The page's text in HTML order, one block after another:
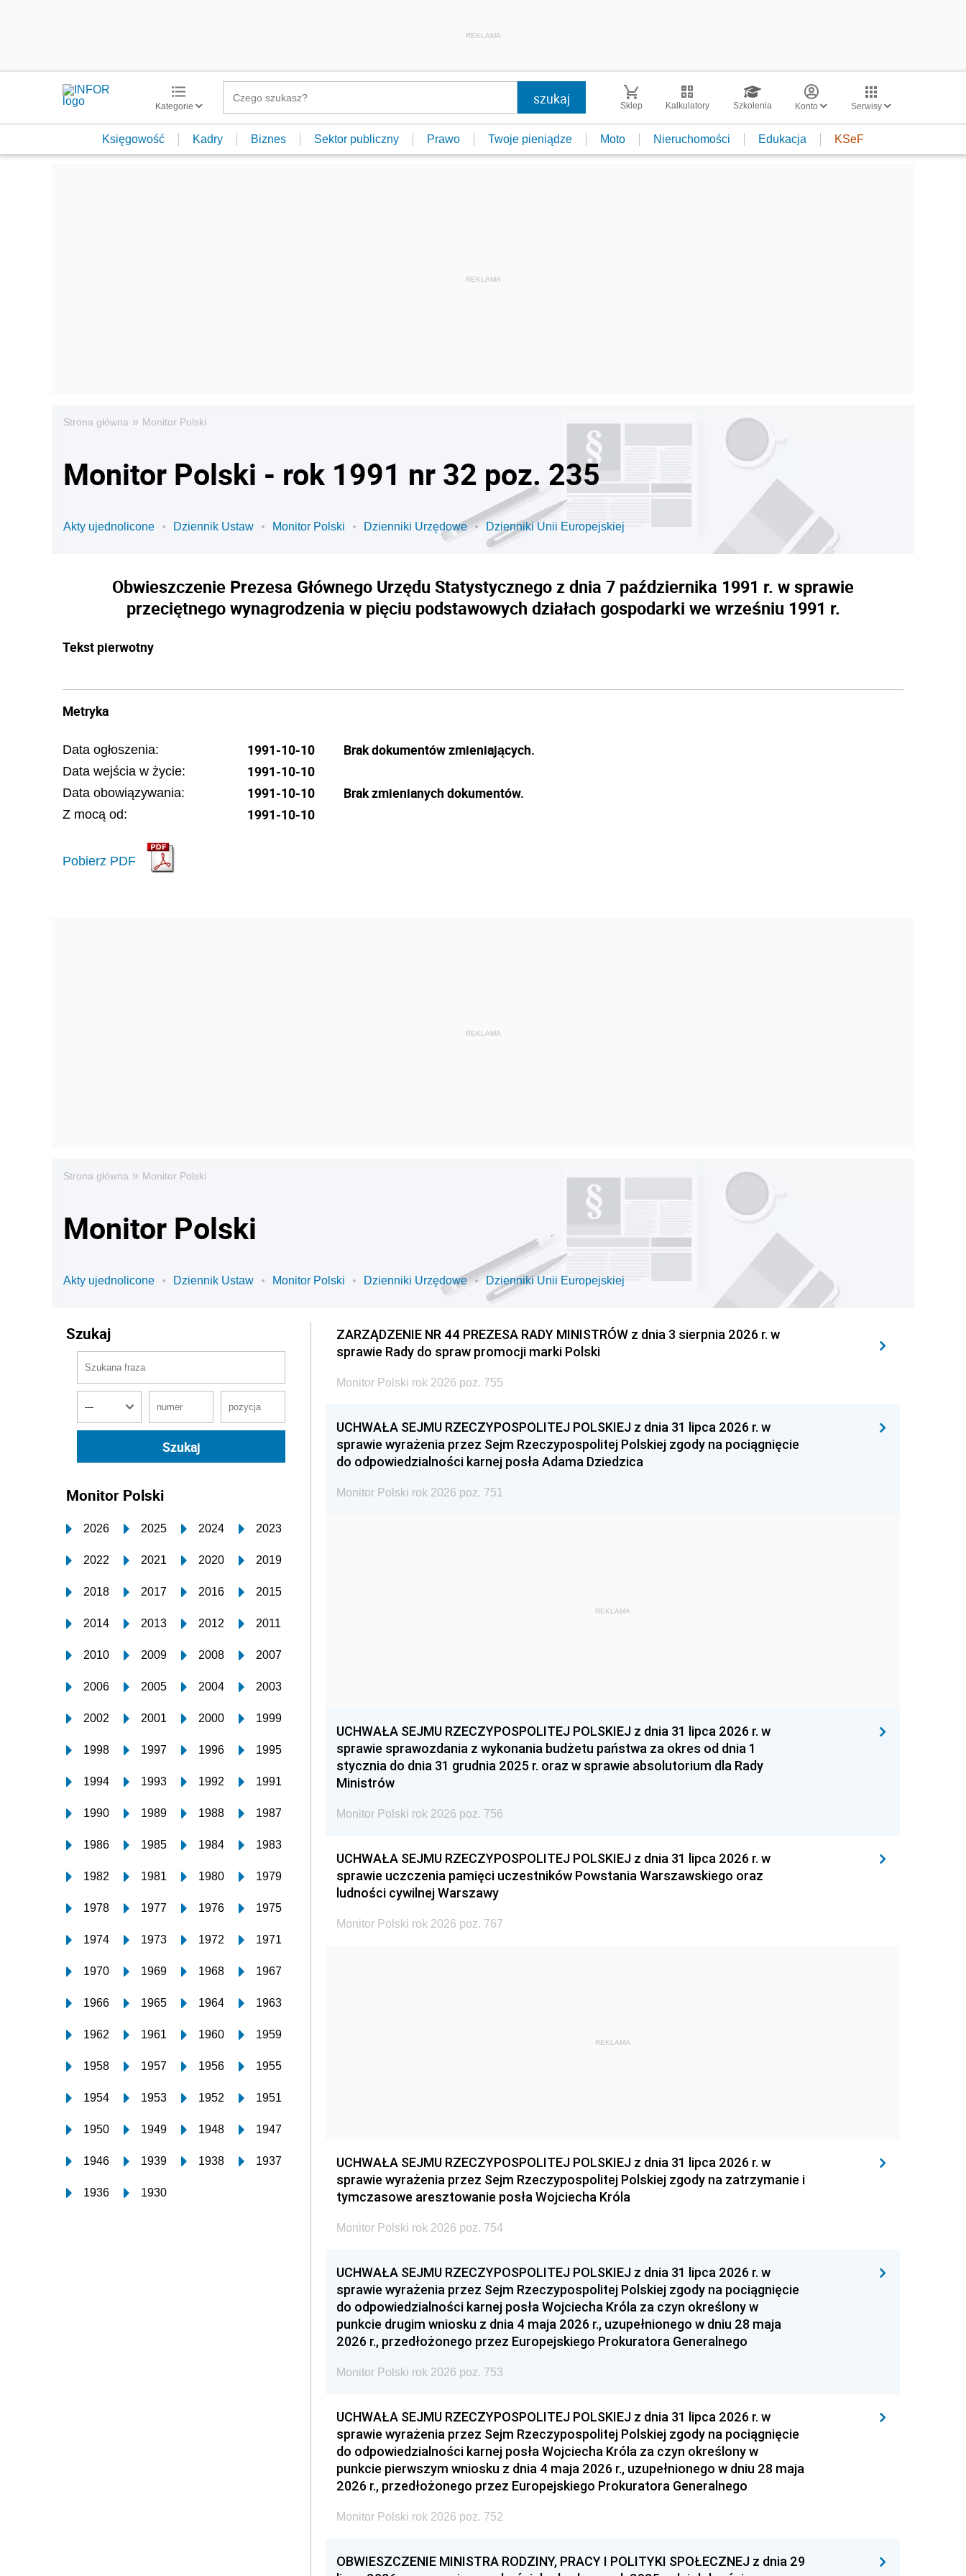
REKLAMA
Kategorie Sklep Kalkulatory Szkolenia Konto Serwisy
Księgowość Kadry Biznes Sektor publiczny Prawo Twoje pieniądze Moto Nieruchomości Edukacja KSeF
Strona główna » Monitor Polski
Monitor Polski - rok 1991 nr 32 poz. 235
Akty ujednolicone Dziennik Ustaw Monitor Polski Dzienniki Urzędowe Dzienniki Unii Europejskiej
Obwieszczenie Prezesa Głównego Urzędu Statystycznego z dnia 7 października 1991 r. w sprawie
przeciętnego wynagrodzenia w pięciu podstawowych działach gospodarki we wrześniu 1991 r.
Tekst pierwotny
Metryka
Data ogłoszenia: 1991-10-10
Data wejścia w życie: 1991-10-10
Data obowiązywania: 1991-10-10
Z mocą od: 1991-10-10
Pobierz PDF
Brak dokumentów zmieniających.
Brak zmienianych dokumentów.
Strona główna » Monitor Polski
Monitor Polski
Akty ujednolicone Dziennik Ustaw Monitor Polski Dzienniki Urzędowe Dzienniki Unii Europejskiej
Szukaj
Monitor Polski
2026 2025 2024 2023
2022 2021 2020 2019
2018 2017 2016 2015
2014 2013 2012 2011
2010 2009 2008 2007
2006 2005 2004 2003
2002 2001 2000 1999
1998 1997 1996 1995
1994 1993 1992 1991
1990 1989 1988 1987
1986 1985 1984 1983
1982 1981 1980 1979
1978 1977 1976 1975
1974 1973 1972 1971
1970 1969 1968 1967
1966 1965 1964 1963
1962 1961 1960 1959
1958 1957 1956 1955
1954 1953 1952 1951
1950 1949 1948 1947
1946 1939 1938 1937
1936 1930
ZARZĄDZENIE NR 44 PREZESA RADY MINISTRÓW z dnia 3 sierpnia 2026 r. w
sprawie Rady do spraw promocji marki Polski
Monitor Polski rok 2026 poz. 755
UCHWAŁA SEJMU RZECZYPOSPOLITEJ POLSKIEJ z dnia 31 lipca 2026 r. w
sprawie wyrażenia przez Sejm Rzeczypospolitej Polskiej zgody na pociągnięcie
do odpowiedzialności karnej posła Adama Dziedzica
Monitor Polski rok 2026 poz. 751
REKLAMA
UCHWAŁA SEJMU RZECZYPOSPOLITEJ POLSKIEJ z dnia 31 lipca 2026 r. w
sprawie sprawozdania z wykonania budżetu państwa za okres od dnia 1
stycznia do dnia 31 grudnia 2025 r. oraz w sprawie absolutorium dla Rady
Ministrów
Monitor Polski rok 2026 poz. 756
UCHWAŁA SEJMU RZECZYPOSPOLITEJ POLSKIEJ z dnia 31 lipca 2026 r. w
sprawie uczczenia pamięci uczestników Powstania Warszawskiego oraz
ludności cywilnej Warszawy
Monitor Polski rok 2026 poz. 767
REKLAMA
UCHWAŁA SEJMU RZECZYPOSPOLITEJ POLSKIEJ z dnia 31 lipca 2026 r. w
sprawie wyrażenia przez Sejm Rzeczypospolitej Polskiej zgody na zatrzymanie i
tymczasowe aresztowanie posła Wojciecha Króla
Monitor Polski rok 2026 poz. 754
UCHWAŁA SEJMU RZECZYPOSPOLITEJ POLSKIEJ z dnia 31 lipca 2026 r. w
sprawie wyrażenia przez Sejm Rzeczypospolitej Polskiej zgody na pociągnięcie
do odpowiedzialności karnej posła Wojciecha Króla za czyn określony w
punkcie drugim wniosku z dnia 4 maja 2026 r., uzupełnionego w dniu 28 maja
2026 r., przedłożonego przez Europejskiego Prokuratora Generalnego
Monitor Polski rok 2026 poz. 753
UCHWAŁA SEJMU RZECZYPOSPOLITEJ POLSKIEJ z dnia 31 lipca 2026 r. w
sprawie wyrażenia przez Sejm Rzeczypospolitej Polskiej zgody na pociągnięcie
do odpowiedzialności karnej posła Wojciecha Króla za czyn określony w
punkcie pierwszym wniosku z dnia 4 maja 2026 r., uzupełnionego w dniu 28 maja
2026 r., przedłożonego przez Europejskiego Prokuratora Generalnego
Monitor Polski rok 2026 poz. 752
OBWIESZCZENIE MINISTRA RODZINY, PRACY I POLITYKI SPOŁECZNEJ z dnia 29